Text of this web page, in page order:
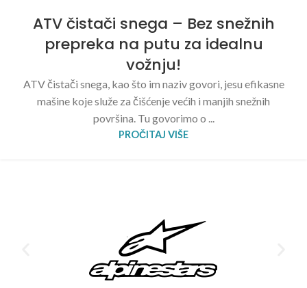
ATV čistači snega – Bez snežnih
prepreka na putu za idealnu
vožnju!
ATV čistači snega, kao što im naziv govori, jesu efikasne
mašine koje služe za čišćenje većih i manjih snežnih
površina. Tu govorimo o ...
PROČITAJ VIŠE